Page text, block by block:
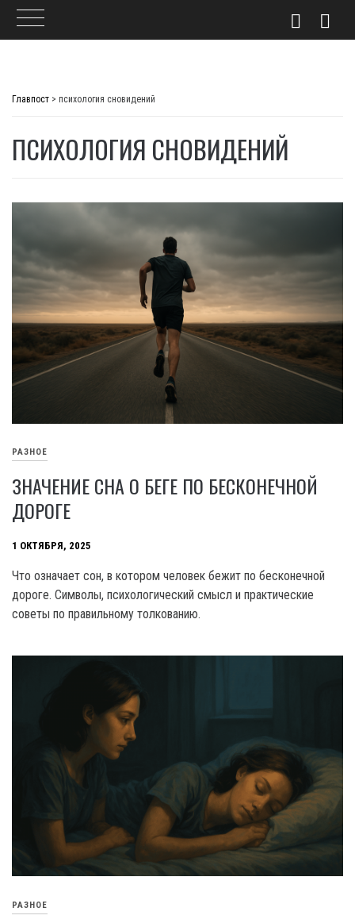
Главпост > психология сновидений
ПСИХОЛОГИЯ СНОВИДЕНИЙ
РАЗНОЕ
ЗНАЧЕНИЕ СНА О БЕГЕ ПО БЕСКОНЕЧНОЙ
ДОРОГЕ
1 ОКТЯБРЯ, 2025
Что означает сон, в котором человек бежит по бесконечной
дороге. Символы, психологический смысл и практические
советы по правильному толкованию.
РАЗНОЕ